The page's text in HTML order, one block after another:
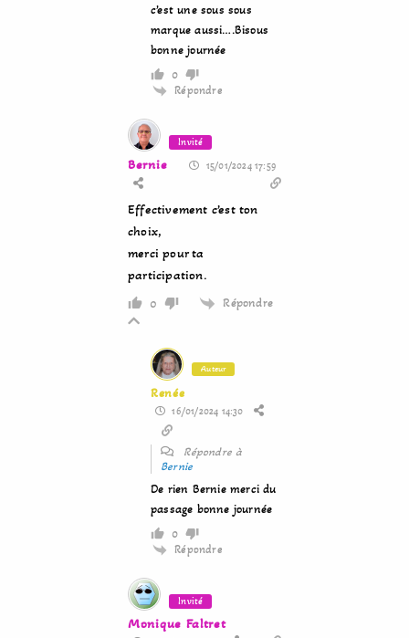
c’est une sous sous
marque aussi….Bisous
bonne journée
0
Répondre
Invité
Bernie 15/01/2024 17:59
Effectivement c’est ton
choix,
merci pour ta
participation.
0 Répondre
Auteur
Renée
16/01/2024 14:30
Répondre à
Bernie
De rien Bernie merci du
passage bonne journée
0
Répondre
Invité
Monique Faltret